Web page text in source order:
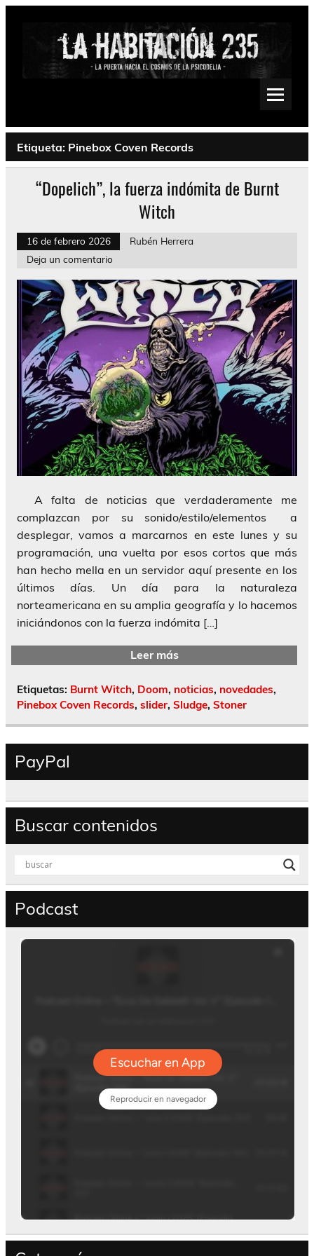
Saltar
Psychedelic, Stoner, Doom, Sludge, Fuzz, Space, Drone
Etiqueta: Pinebox Coven Records
“Dopelich”, la fuerza indómita de Burnt
Witch
16 de febrero 2026
Rubén Herrera
Deja un comentario
A falta de noticias que verdaderamente me
complazcan por su sonido/estilo/elementos a
desplegar, vamos a marcarnos en este lunes y su
programación, una vuelta por esos cortos que más
han hecho mella en un servidor aquí presente en los
últimos días. Un día para la naturaleza
norteamericana en su amplia geografía y lo hacemos
iniciándonos con la fuerza indómita […]
Leer más
Etiquetas: Burnt Witch, Doom, noticias, novedades,
Pinebox Coven Records, slider, Sludge, Stoner
PayPal
Buscar contenidos
Podcast